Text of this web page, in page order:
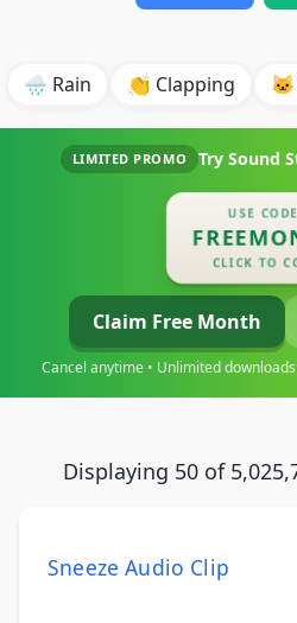
🌧️ Rain 👏 Clapping 🐱
LIMITED PROMO Try Sound
USE
CLICK TO
Claim Free Month
Cancel anytime • Unlimited
Displaying 50 of
Sneeze Audio Clip